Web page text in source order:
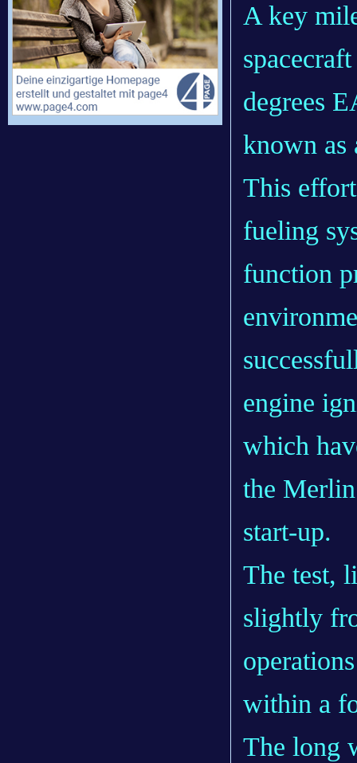
A key
degrees
known as
This
fueling
function
engine
which
the
start-up.
The test,
slightly
within a
The long